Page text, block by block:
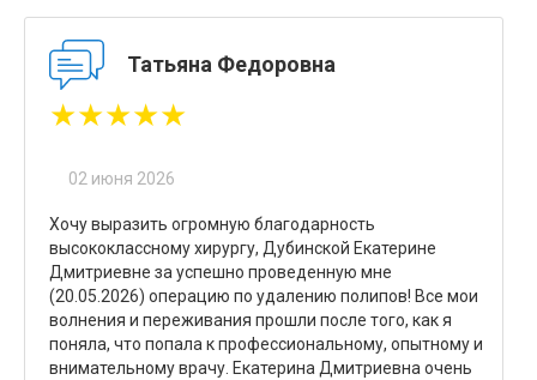
Татьяна Федоровна
★★★★★
02 июня 2026
Хочу выразить огромную благодарность
высококлассному хирургу, Дубинской Екатерине
Дмитриевне за успешно проведенную мне
(20.05.2026) операцию по удалению полипов! Все мои
волнения и переживания прошли после того, как я
поняла, что попала к профессиональному, опытному и
внимательному врачу. Екатерина Дмитриевна очень